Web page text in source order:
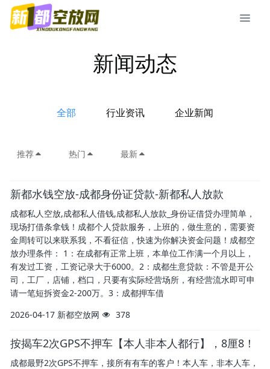
新闻动态
全部 行业资讯 企业新闻
推荐 热门 最新
新都水钱空放-成都身份证贷款-新都私人放款
成都私人空放,成都私人借钱,成都私人放款_身份证借贷办理简单，
现场打借条拿钱！成都个人贷款服务，上班的，做生意的，需要资
金周转可以来联系我，不看征信，快速为你解决资金问题！成都空
放办理条件： 1：在成都有正常上班，本单位工作满一个月以上，
有发过工资，工资记录大于6000。2：成都生意贷款：不管是开公
司，工厂，店铺，档口，只要有实际经营场所，有经营流水即可申
请一笔短拆资金2-200万。3：成都押车借
2026-04-17 新都空放网 378
按揭车2次GPS不押车【本人非本人都行】，8厘8！
成都最野2次GPS不押车，接所有有车的客户！本人车，非本人车，